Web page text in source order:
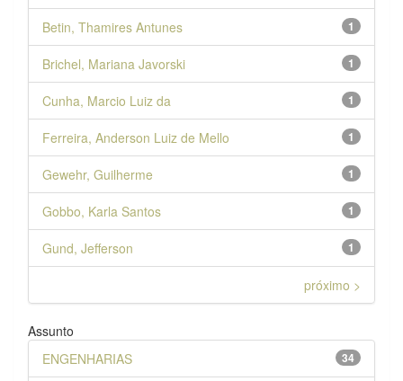
1
Betin, Thamires Antunes
1
Brichel, Mariana Javorski
1
Cunha, Marcio Luiz da
1
Ferreira, Anderson Luiz de Mello
1
Gewehr, Guilherme
1
Gobbo, Karla Santos
1
Gund, Jefferson
próximo >
Assunto
34
ENGENHARIAS